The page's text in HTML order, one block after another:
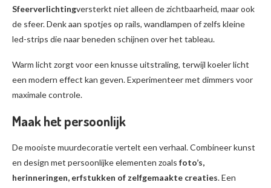
Sfeerverlichtingversterkt niet alleen de zichtbaarheid, maar ook
de sfeer. Denk aan spotjes op rails, wandlampen of zelfs kleine
led-strips die naar beneden schijnen over het tableau.
Warm licht zorgt voor een knusse uitstraling, terwijl koeler licht
een modern effect kan geven. Experimenteer met dimmers voor
maximale controle.
Maak het persoonlijk
De mooiste muurdecoratie vertelt een verhaal. Combineer kunst
en design met persoonlijke elementen zoals foto’s,
herinneringen, erfstukken of zelfgemaakte creaties. Een